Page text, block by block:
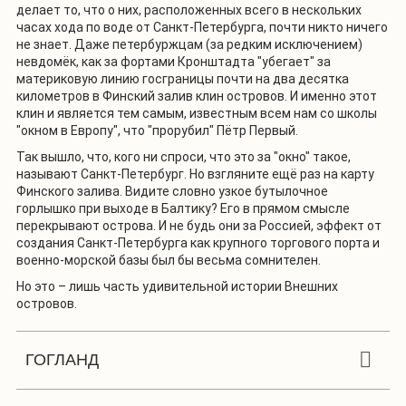
делает то, что о них, расположенных всего в нескольких
часах хода по воде от Санкт-Петербурга, почти никто ничего
не знает. Даже петербуржцам (за редким исключением)
невдомёк, как за фортами Кронштадта "убегает" за
материковую линию госграницы почти на два десятка
километров в Финский залив клин островов. И именно этот
клин и является тем самым, известным всем нам со школы
"окном в Европу", что "прорубил" Пётр Первый.
Так вышло, что, кого ни спроси, что это за "окно" такое,
называют Санкт-Петербург. Но взгляните ещё раз на карту
Финского залива. Видите словно узкое бутылочное
горлышко при выходе в Балтику? Его в прямом смысле
перекрывают острова. И не будь они за Россией, эффект от
создания Санкт-Петербурга как крупного торгового порта и
военно-морской базы был бы весьма сомнителен.
Но это – лишь часть удивительной истории Внешних
островов.
ГОГЛАНД